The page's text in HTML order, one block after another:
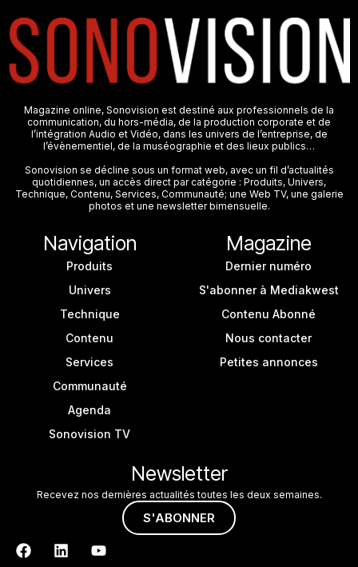
Magazine online, Sonovision est destiné aux professionnels de la
communication, du hors-média, de la production corporate et de
l’intégration Audio et Vidéo, dans les univers de l’entreprise, de
l’évènementiel, de la muséographie et des lieux publics…
Sonovision se décline sous un format web, avec un fil d’actualités
quotidiennes, un accès direct par catégorie : Produits, Univers,
Technique, Contenu, Services, Communauté; une Web TV, une galerie
photos et une newsletter bimensuelle.
Navigation
Produits
Univers
Technique
Contenu
Services
Communauté
Agenda
Sonovision TV
Magazine
Dernier numéro
S'abonner à Mediakwest
Contenu Abonné
Nous contacter
Petites annonces
Newsletter
Recevez nos dernières actualités toutes les deux semaines.
S'ABONNER